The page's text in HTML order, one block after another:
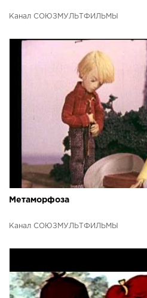
Канал СОЮЗМУЛЬТФИЛЬМЫ
Метаморфоза
Канал СОЮЗМУЛЬТФИЛЬМЫ